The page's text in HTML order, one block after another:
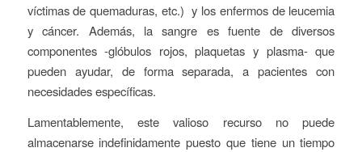
víctimas de quemaduras, etc.) y los enfermos de leucemia
y cáncer. Además, la sangre es fuente de diversos
componentes -glóbulos rojos, plaquetas y plasma- que
pueden ayudar, de forma separada, a pacientes con
necesidades específicas.
Lamentablemente, este valioso recurso no puede
almacenarse indefinidamente puesto que tiene un tiempo